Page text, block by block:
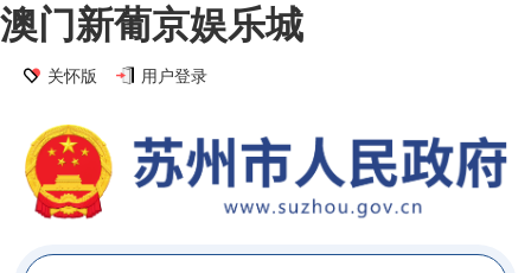
澳门新葡京娱乐城
关怀版 用户登录